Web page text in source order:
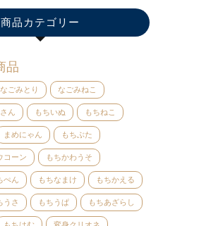
商品カテゴリー
品
なごみとり なごみねこ
ん もちいぬ もちねこ
まめにゃん もちぶた
コーン もちかわうそ
ぺん もちなまけ もちかえる
うさ もちうぱ もちあざらし